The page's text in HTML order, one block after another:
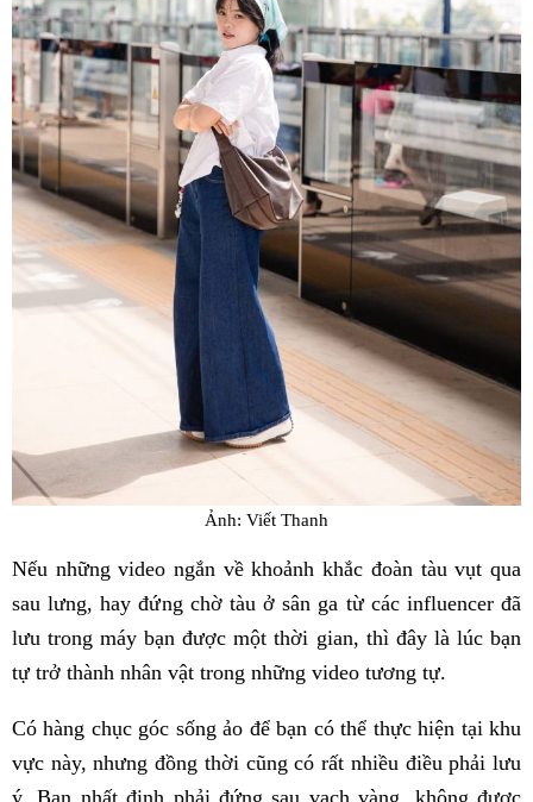
Ảnh: Viết Thanh
Nếu những video ngắn về khoảnh khắc đoàn tàu vụt qua
sau lưng, hay đứng chờ tàu ở sân ga từ các influencer đã
lưu trong máy bạn được một thời gian, thì đây là lúc bạn
tự trở thành nhân vật trong những video tương tự.
Có hàng chục góc sống ảo để bạn có thể thực hiện tại khu
vực này, nhưng đồng thời cũng có rất nhiều điều phải lưu